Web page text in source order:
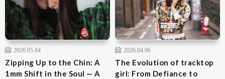
2026.05.04
Zipping Up to the Chin: A
1mm Shift in the Soul — A
2026.04.06
The Evolution of tracktop
girl: From Defiance to